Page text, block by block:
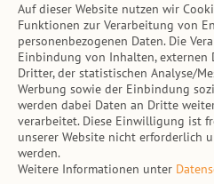
Inhalt
Tierarzt-Suche
Hinweise
AGB
Impressum
Datenschutz
Auf dieser Website nutzen wir
Funktionen zur Verarbeitung von
personenbezogenen Daten. Die
Einbindung von Inhalten, externen
Dritter, der statistischen Analyse/
Werbung sowie der Einbindung
werden dabei Daten an Dritte
verarbeitet. Diese Einwilligung ist
unserer Website nicht erforderlich
werden.
Weitere Informationen unter